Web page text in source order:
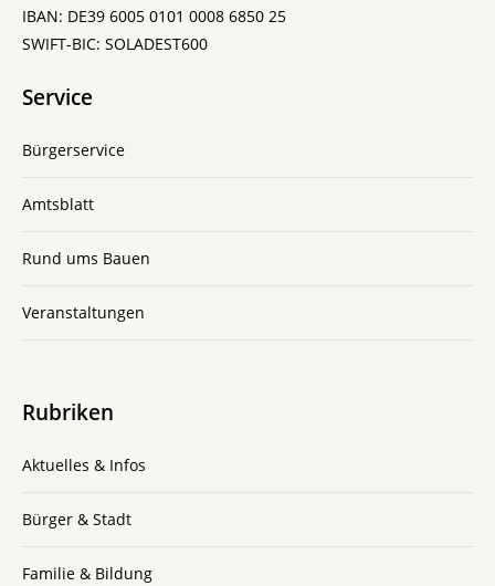
IBAN: DE39 6005 0101 0008 6850 25
SWIFT-BIC: SOLADEST600
Service
Bürgerservice
Amtsblatt
Rund ums Bauen
Veranstaltungen
Rubriken
Aktuelles & Infos
Bürger & Stadt
Familie & Bildung